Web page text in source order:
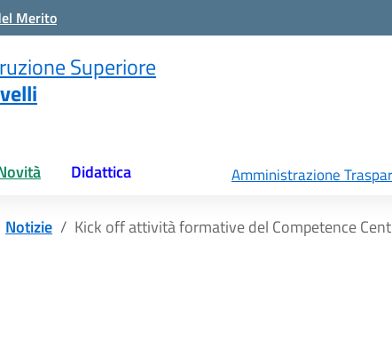
Merito
Superiore
Didattica Amministrazione
Notizie Kick off attività formative del Competence